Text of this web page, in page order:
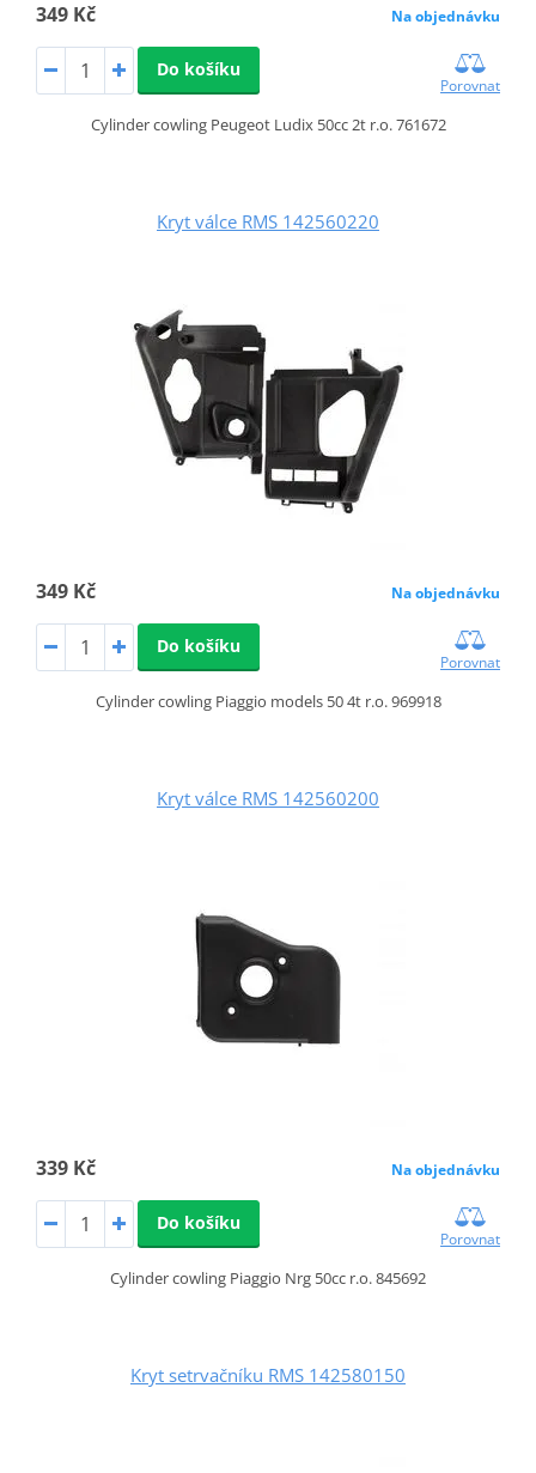
349 Kč Na objednávku
Do košíku
Porovnat
Cylinder cowling Peugeot Ludix 50cc 2t r.o. 761672
Kryt válce RMS 142560220
349 Kč Na objednávku
Do košíku
Porovnat
Cylinder cowling Piaggio models 50 4t r.o. 969918
Kryt válce RMS 142560200
339 Kč Na objednávku
Do košíku
Porovnat
Cylinder cowling Piaggio Nrg 50cc r.o. 845692
Kryt setrvačníku RMS 142580150